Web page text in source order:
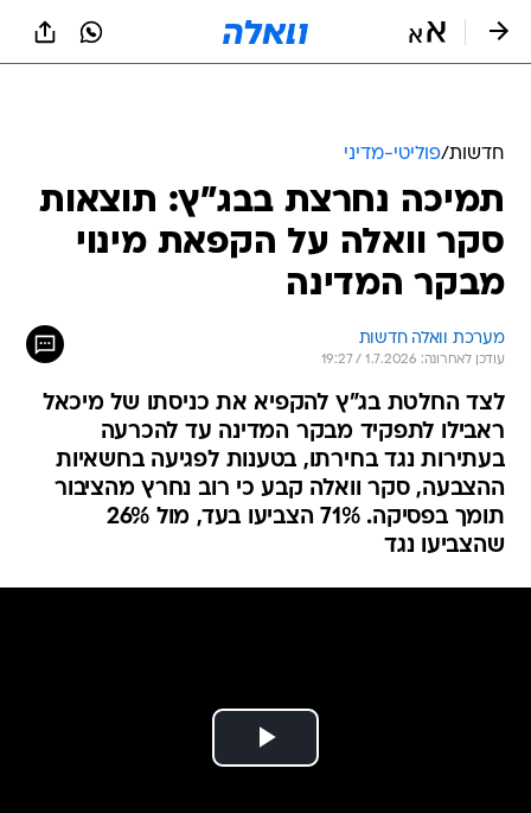
חדשות/פוליטי-מדיני
תמיכה נחרצת בבג"ץ: תוצאות
סקר וואלה על הקפאת מינוי
מבקר המדינה
מערכת וואלה חדשות
עודכן לאחרונה: 1.7.2026 / 19:27
לצד החלטת בג"ץ להקפיא את כניסתו של מיכאל
ראבילו לתפקיד מבקר המדינה עד להכרעה
בעתירות נגד בחירתו, בטענות לפגיעה בחשאיות
ההצבעה, סקר וואלה קבע כי רוב נחרץ מהציבור
תומך בפסיקה. 71% הצביעו בעד, מול 26%
שהצביעו נגד